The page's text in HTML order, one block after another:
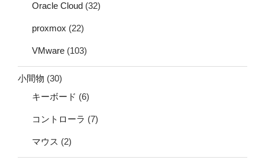
Oracle Cloud (32)
proxmox (22)
VMware (103)
小間物 (30)
キーボード (6)
コントローラ (7)
マウス (2)